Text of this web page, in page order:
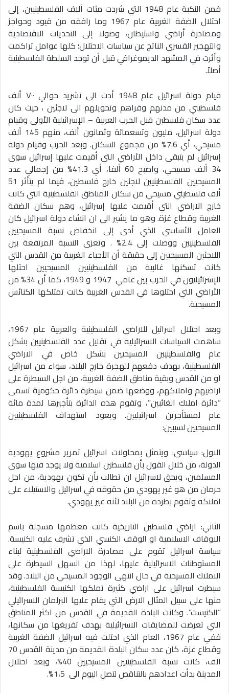
فمن النكبة عام 1948 التي شردت مئات آلاف الفلسطينيين، إلى
احتلال الضفة الغربية عام 1967 وما رافقه من قيود وحواجز
ومصادرة أراضي واستيطان، وصولا إلى التحديات الاقتصادية
والتهجير القسري الناتج عن سياسات الاحتلال؛ كلها عوامل تراكمت
وأثرت في المشهد الديموغرافي قبل أن توجد السلطة الفلسطينية
أصلاً.
قيام دولة اسرائيل عام 1948 أدت الى تشريد حوالي ٧٠٠ ألف
فلسطيني من مدنهم وقراهم وتحويلهم الى لاجئين ، حيث كان
عدد سكان فلسطين قبل الحرب العربية – الإسرائيلية الأولى وقيام
دولة اسرائيل، مليون وتسعمائة وثمانون ألف، منهم 145 ألف
مسيحي، أي 7.6% من مجموع السكان. وبعد الحرب وقيام دولة
إسرائيل لم يتبقى داخل الأراضي التي أقيمت عليها إسرائيل سوى
34 ألف مسيحي، واصبح 60 ألفا، أي 41.3% من إجمالي عدد
المسيحيين الفلسطينيين لاجئين خارج فلسطين، فيما لم يتأثر 51
ألف فلسطيني مسيحي من سكان المناطق الفلسطينية التي كانت
خارج الاراضي التي أقيمت عليها إسرائيل، وهم سكان الضفة
الغربية وقطاع غزة. وهو ما يشير الى ان انشاء دولة اسرائيل كان
العامل الأساسي الذي أدى إلى انخفاض نسبة المسيحيين
الفلسطينيين ووصلت إلى 2.4% . وتعزى النسبة المرتفعة بين
اللاجئين المسيحيين إلى حقيقة أن الأحياء الغربية من القدس التي
كانت تسكنها غالبية من الفلسطينيين المسيحيين احتلها
الإسرائيليون في الحرب بين عامي 1947 و 1949، كما أن 34% من
الأراضي التي احتلوها في القدس الغربية كانت تمتلكها الكنائس
المسيحية.
وبعد احتلال اسرائيل للاراضي الفلسطينية والعربية عام 1967،
ساهمت السياسات الاسرائيلية في تقليل عدد الفلسطينيين بشكل
عام والفلسطينيين المسيحيين بشكل خاص في الاراضي
الفلسطينية، بهدف دفعهم للهجرة خارج البلاد، سواء من اسرائيل
او من القدس وبقية مناطق الضفة الغربية، من اجل السيطرة على
اراضيهم واملاكهم، ووضعها ضمن سيطرة دائرة حكومية تسمى
“دائرة املاك الغائبين”، وتقوم هذه الدائرة بتأجيرها لمدة مائة
عام لمستأجرين اسرائيليين. ويعود استهداف الفلسطينيين
المسيحيين لسببين:
الاول: سياسي: ويتمثل بمحاولات اسرائيل تمرير مشروع يهودية
الدولة، من خلال القول بأن فلسطين اسلامية ولا يوجد فيها سوى
المسلمين، ويحق لاسرائيل ان تطالب بأن تكون يهودية، من اجل
حرمان من هو غير يهودي من حقوقه في اسرائيل والاستيلاء على
املاكه وتقوم بطرده من البلاد لأنه غير يهودي.
الثاني: اراضي فلسطين التاريخية كانت معظمها مسجلة باسم
الاوقاف الاسلامية او الوقف الكنسي الذي تشرف عليه الكنيسة.
سياسة اسرائيل تقوم على مصادرة الاراضي الفلسطينية لبناء
المستوطنات الاسرائيلية عليها، لهذا من السهل السيطرة على
الاملاك المسيحية في حال انتهى الوجود المسيحي من البلاد. وقد
سيطرت اسرائيل على اراضي كثيرة تملكها الكنيسة الفلسطينية،
منها على سبيل المثال الارض التي يقام عليها البرلمان الاسرائيلي
“الكنيست”. وكانت البلدة القديمة في القدس من اكثر المناطق
التي تعرضت للمضايقات الاسرائيلية بهدف تفريغها من سكانها،
ففي عام 1967، العام الذي احتلت فيه اسرائيل الضفة الغربية
وقطاع غزة، كان عدد سكان البلدة القديمة من مدينة القدس 70
الف، كانت نسبة الفلسطينيين المسيحيين 40%، وبعد احتلال
المدينة بدأت اعدادهم بالتناقص لتصل اليوم الى 1،5%.